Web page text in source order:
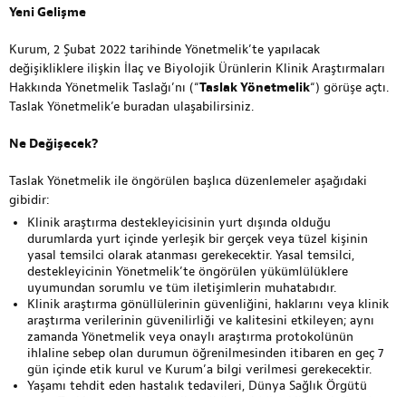
Yeni Gelişme
Kurum, 2 Şubat 2022 tarihinde Yönetmelik’te yapılacak
değişikliklere ilişkin İlaç ve Biyolojik Ürünlerin Klinik Araştırmaları
Hakkında Yönetmelik Taslağı’nı (“Taslak Yönetmelik“) görüşe açtı.
Taslak Yönetmelik’e buradan ulaşabilirsiniz.
Ne Değişecek?
Taslak Yönetmelik ile öngörülen başlıca düzenlemeler aşağıdaki
gibidir:
Klinik araştırma destekleyicisinin yurt dışında olduğu
durumlarda yurt içinde yerleşik bir gerçek veya tüzel kişinin
yasal temsilci olarak atanması gerekecektir. Yasal temsilci,
destekleyicinin Yönetmelik’te öngörülen yükümlülüklere
uyumundan sorumlu ve tüm iletişimlerin muhatabıdır.
Klinik araştırma gönüllülerinin güvenliğini, haklarını veya klinik
araştırma verilerinin güvenilirliği ve kalitesini etkileyen; aynı
zamanda Yönetmelik veya onaylı araştırma protokolünün
ihlaline sebep olan durumun öğrenilmesinden itibaren en geç 7
gün içinde etik kurul ve Kurum’a bilgi verilmesi gerekecektir.
Yaşamı tehdit eden hastalık tedavileri, Dünya Sağlık Örgütü